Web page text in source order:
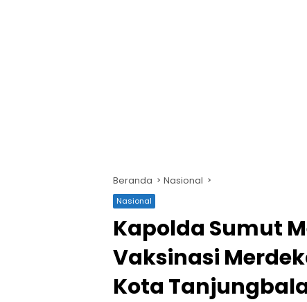
Beranda Nasional
Nasional
Kapolda Sumut
Vaksinasi
Kota